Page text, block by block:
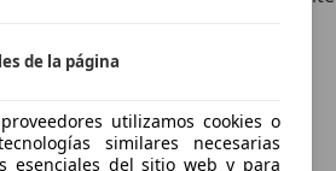
ser informado
de la página
utilizamos cookies o
similares necesarias
esenciales del sitio web y para